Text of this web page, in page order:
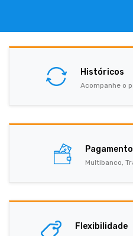
Históricos
Acompanhe o
Multibanco,
Flexibilidade